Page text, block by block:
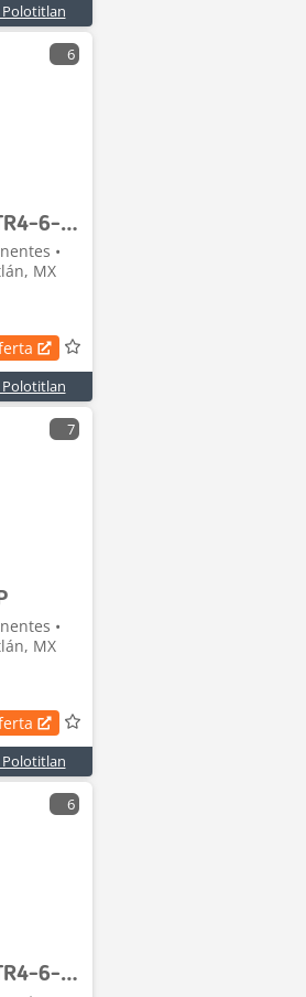
Polotitlan
6
Terratop TR4-6-B Lote de Estantes para Almacen (Si
•
MX
Polotitlan
7
•
MX
Polotitlan
6
Terratop TR4-6-B Lote de Estantes para Almacen (Si